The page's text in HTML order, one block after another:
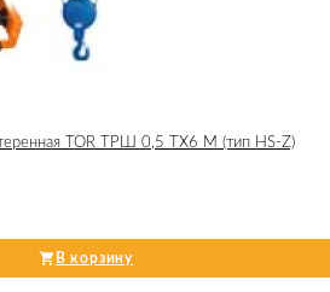
TOR ТРШ 0,5 ТХ6 М (тип HS-Z)
В корзину